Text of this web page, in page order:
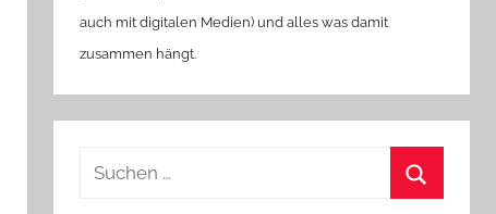
auch mit digitalen Medien) und alles was damit
zusammen hängt.
Suchen